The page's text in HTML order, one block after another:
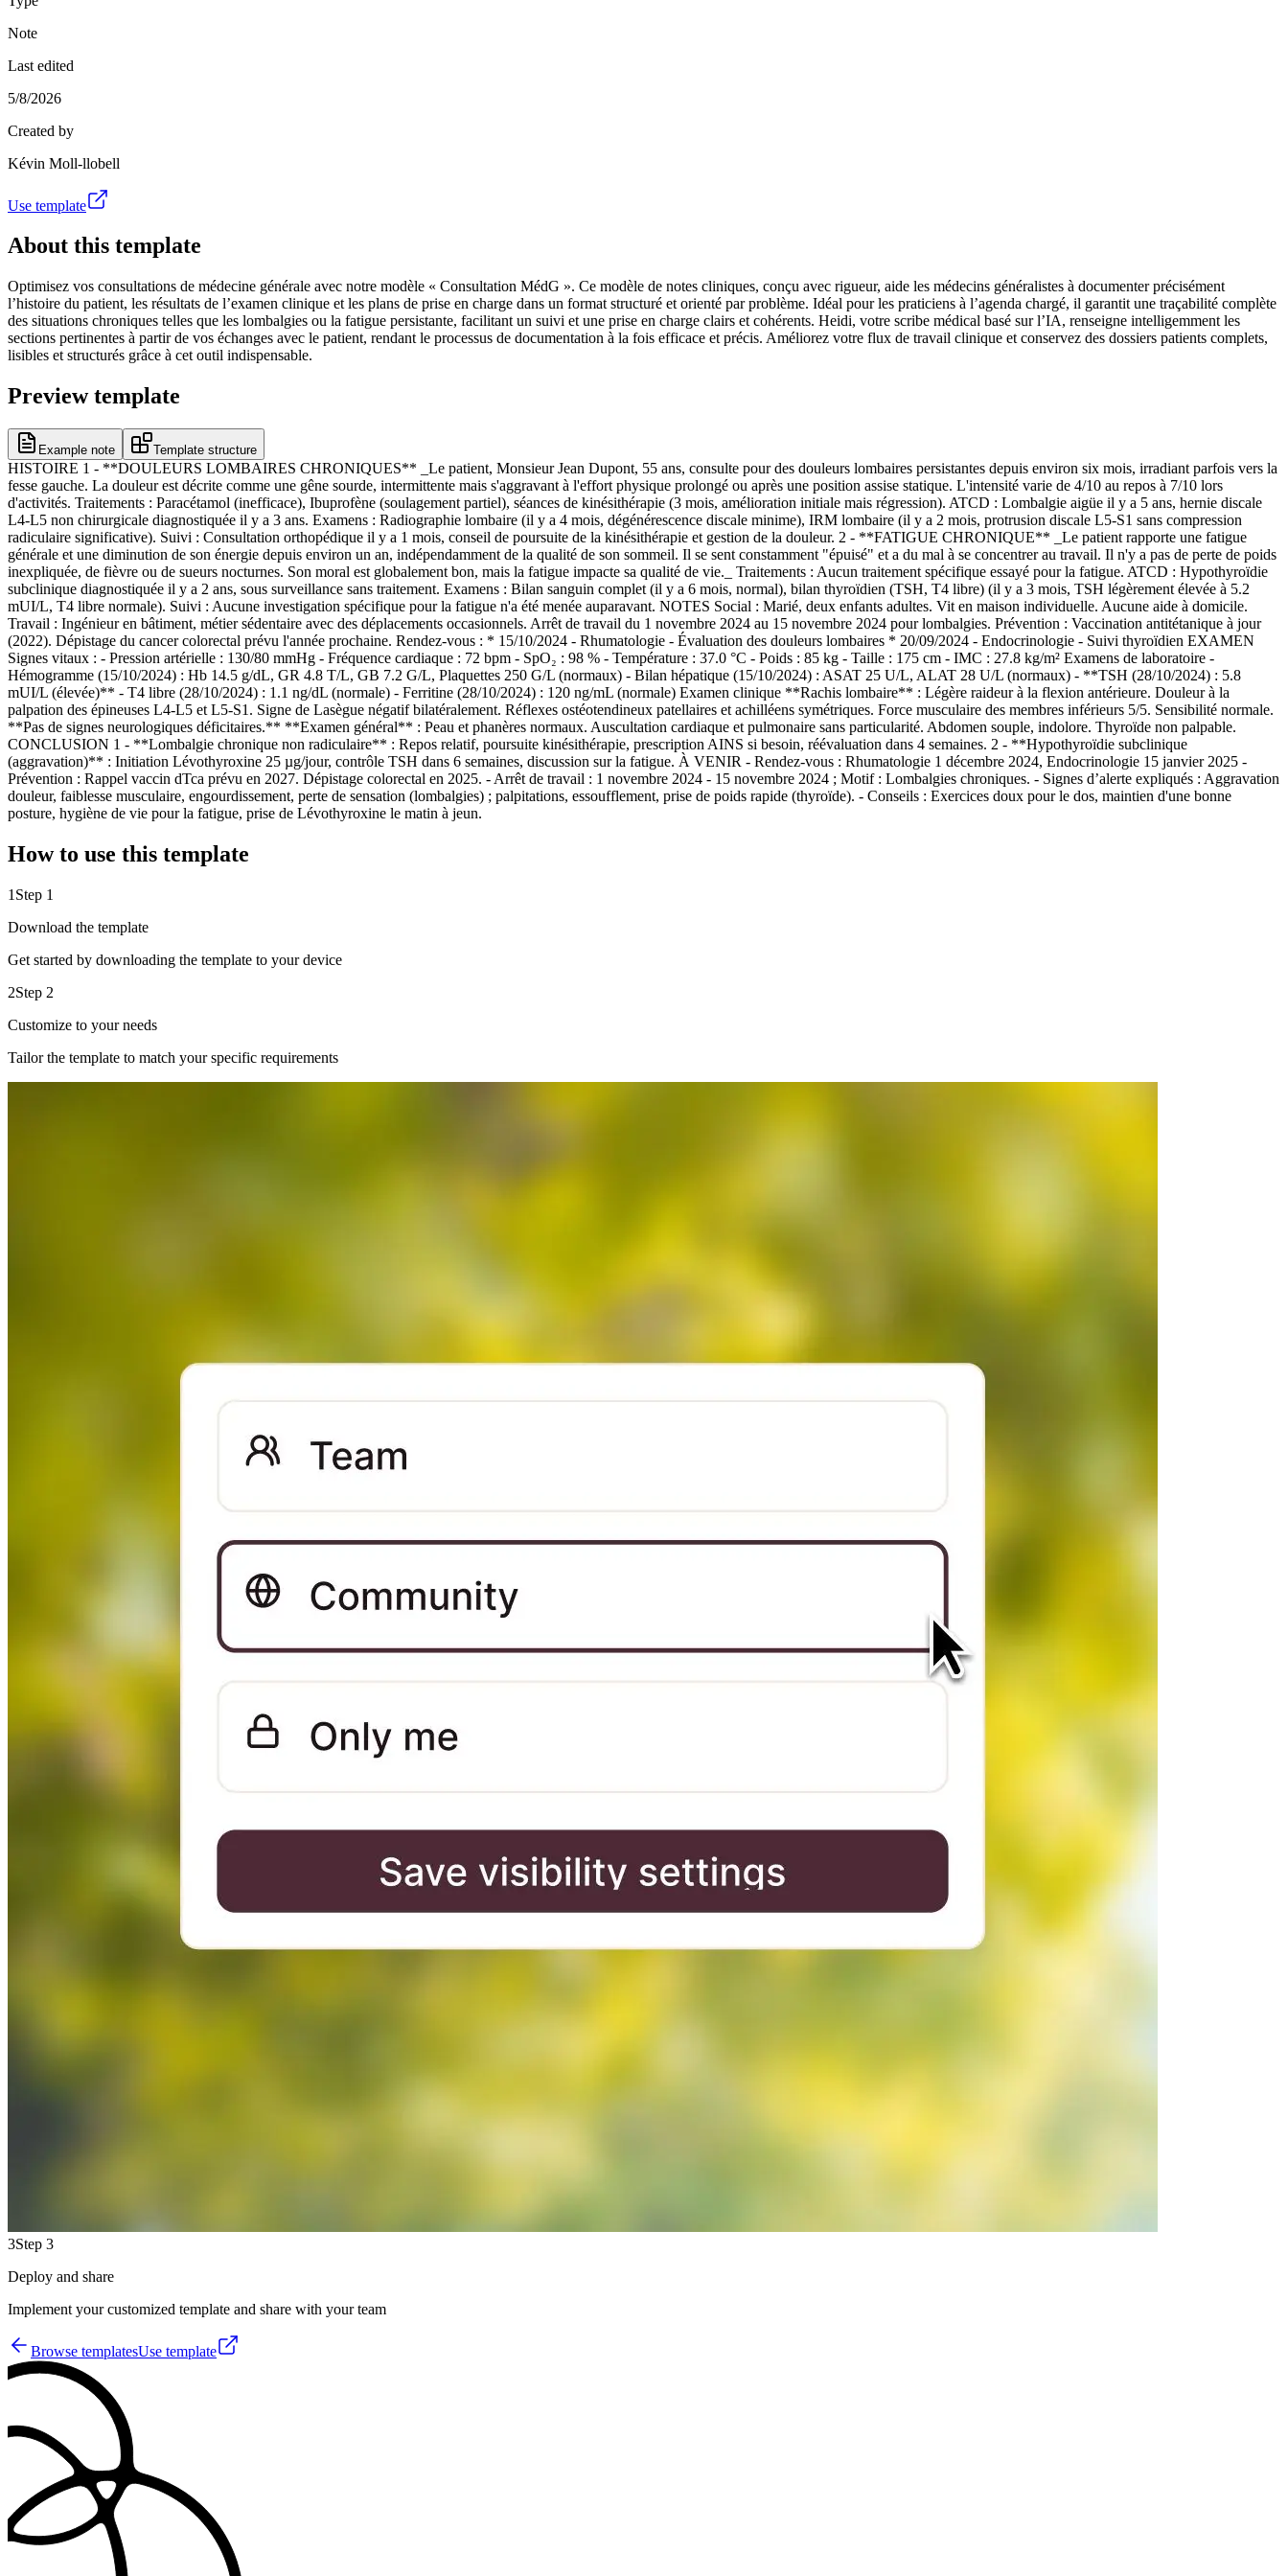
Note
Last edited
5/8/2026
Created by
Kévin Moll-llobell
Use template
About this template
Optimisez vos consultations de médecine générale avec notre modèle « Consultation MédG ». Ce modèle de notes cliniques, conçu avec rigueur, aide les médecins généralistes à documenter précisément
l’histoire du patient, les résultats de l’examen clinique et les plans de prise en charge dans un format structuré et orienté par problème. Idéal pour les praticiens à l’agenda chargé, il garantit une traçabilité complète
des situations chroniques telles que les lombalgies ou la fatigue persistante, facilitant un suivi et une prise en charge clairs et cohérents. Heidi, votre scribe médical basé sur l’IA, renseigne intelligemment les
sections pertinentes à partir de vos échanges avec le patient, rendant le processus de documentation à la fois efficace et précis. Améliorez votre flux de travail clinique et conservez des dossiers patients complets,
lisibles et structurés grâce à cet outil indispensable.
Preview template
Example note Template structure
HISTOIRE 1 - **DOULEURS LOMBAIRES CHRONIQUES** _Le patient, Monsieur Jean Dupont, 55 ans, consulte pour des douleurs lombaires persistantes depuis environ six mois, irradiant parfois vers la
fesse gauche. La douleur est décrite comme une gêne sourde, intermittente mais s'aggravant à l'effort physique prolongé ou après une position assise statique. L'intensité varie de 4/10 au repos à 7/10 lors
d'activités. Traitements : Paracétamol (inefficace), Ibuprofène (soulagement partiel), séances de kinésithérapie (3 mois, amélioration initiale mais régression). ATCD : Lombalgie aigüe il y a 5 ans, hernie discale
L4-L5 non chirurgicale diagnostiquée il y a 3 ans. Examens : Radiographie lombaire (il y a 4 mois, dégénérescence discale minime), IRM lombaire (il y a 2 mois, protrusion discale L5-S1 sans compression
radiculaire significative). Suivi : Consultation orthopédique il y a 1 mois, conseil de poursuite de la kinésithérapie et gestion de la douleur. 2 - **FATIGUE CHRONIQUE** _Le patient rapporte une fatigue
générale et une diminution de son énergie depuis environ un an, indépendamment de la qualité de son sommeil. Il se sent constamment "épuisé" et a du mal à se concentrer au travail. Il n'y a pas de perte de poids
inexpliquée, de fièvre ou de sueurs nocturnes. Son moral est globalement bon, mais la fatigue impacte sa qualité de vie._ Traitements : Aucun traitement spécifique essayé pour la fatigue. ATCD : Hypothyroïdie
subclinique diagnostiquée il y a 2 ans, sous surveillance sans traitement. Examens : Bilan sanguin complet (il y a 6 mois, normal), bilan thyroïdien (TSH, T4 libre) (il y a 3 mois, TSH légèrement élevée à 5.2
mUI/L, T4 libre normale). Suivi : Aucune investigation spécifique pour la fatigue n'a été menée auparavant. NOTES Social : Marié, deux enfants adultes. Vit en maison individuelle. Aucune aide à domicile.
Travail : Ingénieur en bâtiment, métier sédentaire avec des déplacements occasionnels. Arrêt de travail du 1 novembre 2024 au 15 novembre 2024 pour lombalgies. Prévention : Vaccination antitétanique à jour
(2022). Dépistage du cancer colorectal prévu l'année prochaine. Rendez-vous : * 15/10/2024 - Rhumatologie - Évaluation des douleurs lombaires * 20/09/2024 - Endocrinologie - Suivi thyroïdien EXAMEN
Signes vitaux : - Pression artérielle : 130/80 mmHg - Fréquence cardiaque : 72 bpm - SpO₂ : 98 % - Température : 37.0 °C - Poids : 85 kg - Taille : 175 cm - IMC : 27.8 kg/m² Examens de laboratoire -
Hémogramme (15/10/2024) : Hb 14.5 g/dL, GR 4.8 T/L, GB 7.2 G/L, Plaquettes 250 G/L (normaux) - Bilan hépatique (15/10/2024) : ASAT 25 U/L, ALAT 28 U/L (normaux) - **TSH (28/10/2024) : 5.8
mUI/L (élevée)** - T4 libre (28/10/2024) : 1.1 ng/dL (normale) - Ferritine (28/10/2024) : 120 ng/mL (normale) Examen clinique **Rachis lombaire** : Légère raideur à la flexion antérieure. Douleur à la
palpation des épineuses L4-L5 et L5-S1. Signe de Lasègue négatif bilatéralement. Réflexes ostéotendineux patellaires et achilléens symétriques. Force musculaire des membres inférieurs 5/5. Sensibilité normale.
**Pas de signes neurologiques déficitaires.** **Examen général** : Peau et phanères normaux. Auscultation cardiaque et pulmonaire sans particularité. Abdomen souple, indolore. Thyroïde non palpable.
CONCLUSION 1 - **Lombalgie chronique non radiculaire** : Repos relatif, poursuite kinésithérapie, prescription AINS si besoin, réévaluation dans 4 semaines. 2 - **Hypothyroïdie subclinique
(aggravation)** : Initiation Lévothyroxine 25 µg/jour, contrôle TSH dans 6 semaines, discussion sur la fatigue. À VENIR - Rendez-vous : Rhumatologie 1 décembre 2024, Endocrinologie 15 janvier 2025 -
Prévention : Rappel vaccin dTca prévu en 2027. Dépistage colorectal en 2025. - Arrêt de travail : 1 novembre 2024 - 15 novembre 2024 ; Motif : Lombalgies chroniques. - Signes d’alerte expliqués : Aggravation
douleur, faiblesse musculaire, engourdissement, perte de sensation (lombalgies) ; palpitations, essoufflement, prise de poids rapide (thyroïde). - Conseils : Exercices doux pour le dos, maintien d'une bonne
posture, hygiène de vie pour la fatigue, prise de Lévothyroxine le matin à jeun.
How to use this template
1 Step 1
Download the template
Get started by downloading the template to your device
2Step 2
Customize to your needs
Tailor the template to match your specific requirements
3Step 3
Deploy and share
Implement your customized template and share with your team
Browse templatesUse template